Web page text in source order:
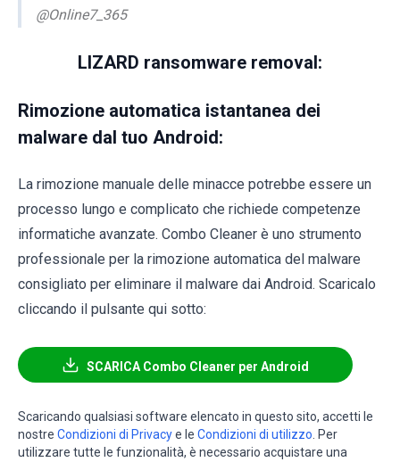
@Online7_365
LIZARD ransomware removal:
Rimozione automatica istantanea dei
malware dal tuo Android:
La rimozione manuale delle minacce potrebbe essere un
processo lungo e complicato che richiede competenze
informatiche avanzate. Combo Cleaner è uno strumento
professionale per la rimozione automatica del malware
consigliato per eliminare il malware dai Android. Scaricalo
cliccando il pulsante qui sotto:
SCARICA Combo Cleaner per Android
Scaricando qualsiasi software elencato in questo sito, accetti le
nostre Condizioni di Privacye le Condizioni di utilizzo. Per
utilizzare tutte le funzionalità, è necessario acquistare una